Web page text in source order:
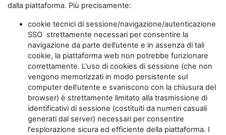
dalla piattaforma. Più precisamente:
cookie tecnici di sessione/navigazione/autenticazione
SSO strettamente necessari per consentire la
navigazione da parte dell’utente e in assenza di tali
cookie, la piattaforma web non potrebbe funzionare
correttamente. L'uso di cookies di sessione (che non
vengono memorizzati in modo persistente sul
computer dell'utente e svaniscono con la chiusura del
browser) è strettamente limitato alla trasmissione di
identificativi di sessione (costituiti da numeri casuali
generati dal server) necessari per consentire
l'esplorazione sicura ed efficiente della piattaforma. I